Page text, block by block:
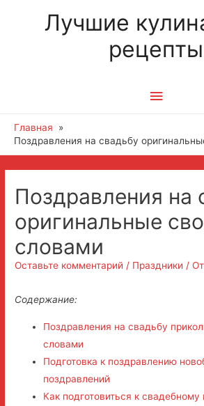
Лучшие
рецепты
Главное
Главная
Поздравления на свадьбу
Поздравления на
оригинальные
словами
Оставьте комментарий / Праздники / От
Содержание:
Поздравления на свадьбу
словами
Подготовка к поздравлению
поздравлений
Как подготовиться к